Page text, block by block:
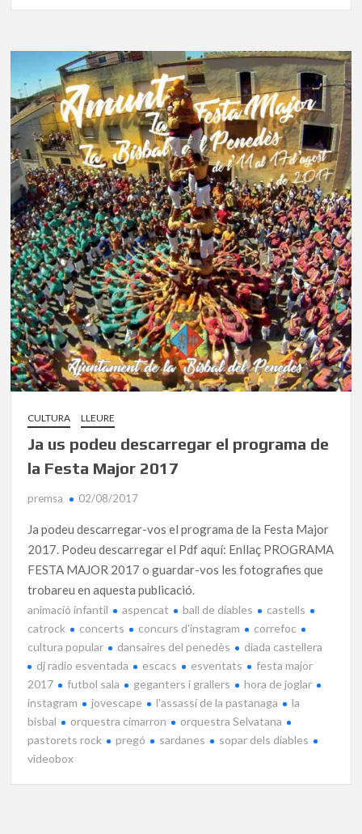
CULTURA LLEURE
Ja us podeu descarregar el programa de
la Festa Major 2017
premsa 02/08/2017
Ja podeu descarregar-vos el programa de la Festa Major
2017. Podeu descarregar el Pdf aquí: Enllaç PROGRAMA
FESTA MAJOR 2017 o guardar-vos les fotografies que
trobareu en aquesta publicació.
animació infantil aspencat ball de diables
castells
catrock
concerts concurs d'instagram
correfoc
cultura popular
dansaires del penedès
diada castellera
dj radio esventada
escacs esventats
festa major
2017
futbol sala geganters i grallers
hora de joglar
instagram
jovescape l'assassí de la pastanaga
la
bisbal
orquestra cimarron
orquestra Selvatana
pastorets rock
pregó sardanes
sopar dels diables
videobox